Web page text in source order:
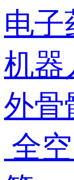
电子
机器
外骨
全